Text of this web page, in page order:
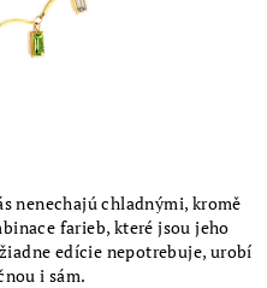
nenechajú chladnými, kromě
farieb, které jsou jeho
edície nepotrebuje, urobí
i sám.